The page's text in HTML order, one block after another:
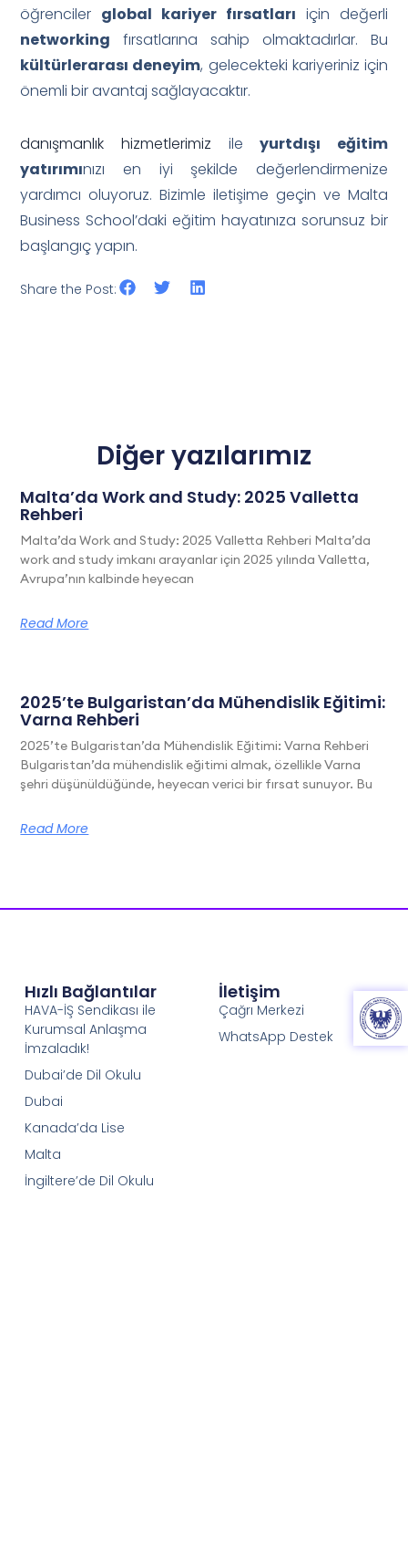
öğrenciler global kariyer fırsatları için değerli
networking fırsatlarına sahip olmaktadırlar. Bu
kültürlerarası deneyim, gelecekteki kariyeriniz için
önemli bir avantaj sağlayacaktır.
danışmanlık hizmetlerimiz ileyurtdışı eğitim
yatırımınızı en iyi şekilde değerlendirmenize
yardımcı oluyoruz. Bizimle iletişime geçin ve Malta
Business School’daki eğitim hayatınıza sorunsuz bir
başlangıç yapın.
Share the Post:
Diğer yazılarımız
Malta’da Work and Study: 2025 Valletta
Rehberi
Malta’da Work and Study: 2025 Valletta Rehberi Malta’da
work and study imkanı arayanlar için 2025 yılında Valletta,
Avrupa’nın kalbinde heyecan
Read More
2025’te Bulgaristan’da Mühendislik Eğitimi:
Varna Rehberi
2025’te Bulgaristan’da Mühendislik Eğitimi: Varna Rehberi
Bulgaristan’da mühendislik eğitimi almak, özellikle Varna
şehri düşünüldüğünde, heyecan verici bir fırsat sunuyor. Bu
Read More
Hızlı Bağlantılar
HAVA-İŞ Sendikası ile
Kurumsal Anlaşma
İmzaladık!
Dubai’de Dil Okulu
Dubai
Kanada’da Lise
Malta
İngiltere’de Dil Okulu
İletişim
Çağrı Merkezi
WhatsApp Destek